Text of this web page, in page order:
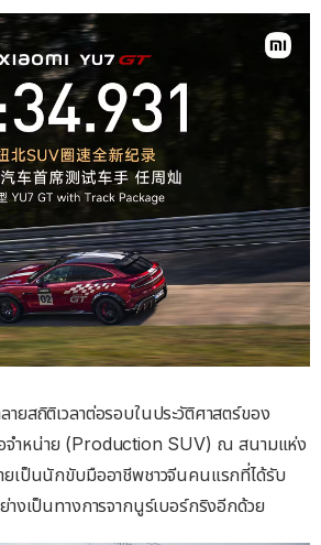
ายสถิติเวลาต่อรอบในประวัติศาสตร์ของ
จำหน่าย (Production SUV) ณ สนามแห่ง
ยเป็นนักขับมืออาชีพชาวจีนคนแรกที่ได้รับ
างเป็นทางการจากนูร์เบอร์กริงอีกด้วย